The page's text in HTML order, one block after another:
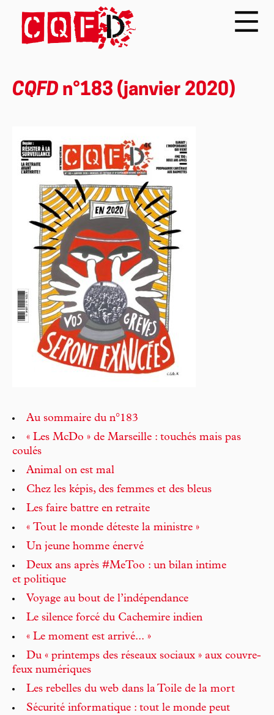
CQFD n°183 (janvier 2020)
Au sommaire du n°183
« Les McDo » de Marseille : touchés mais pas
coulés
Animal on est mal
Chez les képis, des femmes et des bleus
Les faire battre en retraite
« Tout le monde déteste la ministre »
Un jeune homme énervé
Deux ans après #MeToo : un bilan intime
et politique
Voyage au bout de l’indépendance
Le silence forcé du Cachemire indien
« Le moment est arrivé... »
Du « printemps des réseaux sociaux » aux couvre-
feux numériques
Les rebelles du web dans la Toile de la mort
Sécurité informatique : tout le monde peut